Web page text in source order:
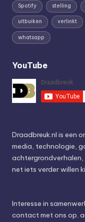
Spotify stelling
uitbuiken verlinkt
whatsapp
YouTube
Draadbreuk.nl is een
media, technologie,
achtergrondverhalen,
net iets verder willen
Interesse in
contact met ons op.